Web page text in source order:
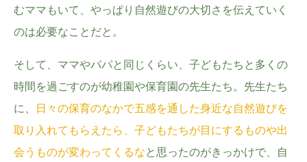
むママもいて、やっぱり自然遊びの大切さを伝えていく
のは必要なことだと。
そして、ママやパパと同じくらい、子どもたちと多くの
時間を過ごすのが幼稚園や保育園の先生たち。先生たち
に、
日々の保育のなかで五感を通した身近な自然遊びを
取り入れてもらえたら、子どもたちが目にするものや出
会うものが変わってくるなと思ったのがきっかけで、自